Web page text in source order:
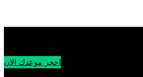
احجز موعدك الان